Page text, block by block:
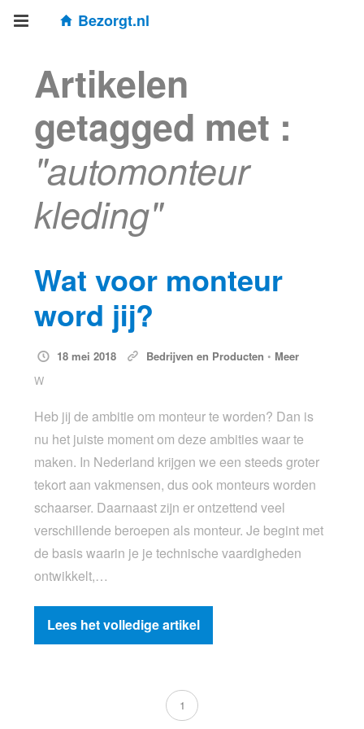
Bezorgt.nl
Artikelen
getagged met :
"automonteur
kleding"
Wat voor monteur
word jij?
18 mei 2018 Bedrijven en Producten • Meer
W
Heb jij de ambitie om monteur te worden? Dan is
nu het juiste moment om deze ambities waar te
maken. In Nederland krijgen we een steeds groter
tekort aan vakmensen, dus ook monteurs worden
schaarser. Daarnaast zijn er ontzettend veel
verschillende beroepen als monteur. Je begint met
de basis waarin je je technische vaardigheden
ontwikkelt,…
Lees het volledige artikel
1